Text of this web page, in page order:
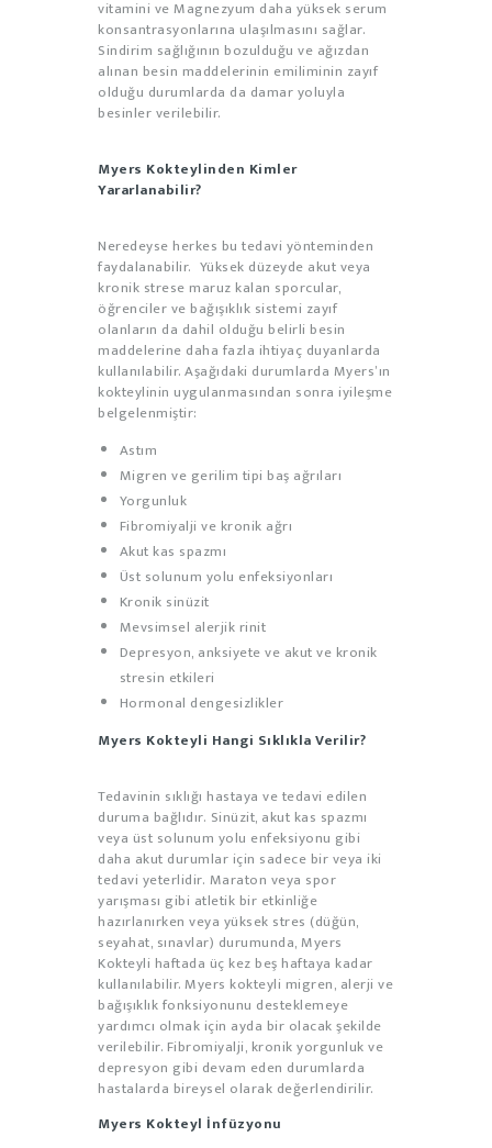
vitamini ve Magnezyum daha yüksek serum
konsantrasyonlarına ulaşılmasını sağlar.
Sindirim sağlığının bozulduğu ve ağızdan
alınan besin maddelerinin emiliminin zayıf
olduğu durumlarda da damar yoluyla
besinler verilebilir.
Myers Kokteylinden Kimler
Yararlanabilir?
Neredeyse herkes bu tedavi yönteminden
faydalanabilir. Yüksek düzeyde akut veya
kronik strese maruz kalan sporcular,
öğrenciler ve bağışıklık sistemi zayıf
olanların da dahil olduğu belirli besin
maddelerine daha fazla ihtiyaç duyanlarda
kullanılabilir. Aşağıdaki durumlarda Myers’ın
kokteylinin uygulanmasından sonra iyileşme
belgelenmiştir:
Astım
Migren ve gerilim tipi baş ağrıları
Yorgunluk
Fibromiyalji ve kronik ağrı
Akut kas spazmı
Üst solunum yolu enfeksiyonları
Kronik sinüzit
Mevsimsel alerjik rinit
Depresyon, anksiyete ve akut ve kronik
stresin etkileri
Hormonal dengesizlikler
Myers Kokteyli Hangi Sıklıkla Verilir?
Tedavinin sıklığı hastaya ve tedavi edilen
duruma bağlıdır. Sinüzit, akut kas spazmı
veya üst solunum yolu enfeksiyonu gibi
daha akut durumlar için sadece bir veya iki
tedavi yeterlidir. Maraton veya spor
yarışması gibi atletik bir etkinliğe
hazırlanırken veya yüksek stres (düğün,
seyahat, sınavlar) durumunda, Myers
Kokteyli haftada üç kez beş haftaya kadar
kullanılabilir. Myers kokteyli migren, alerji ve
bağışıklık fonksiyonunu desteklemeye
yardımcı olmak için ayda bir olacak şekilde
verilebilir. Fibromiyalji, kronik yorgunluk ve
depresyon gibi devam eden durumlarda
hastalarda bireysel olarak değerlendirilir.
Myers Kokteyl İnfüzyonu